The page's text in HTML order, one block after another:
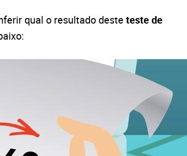
qual o resultado deste teste de